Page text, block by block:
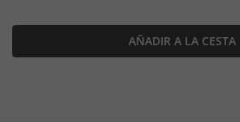
AÑADIR A LA CESTA